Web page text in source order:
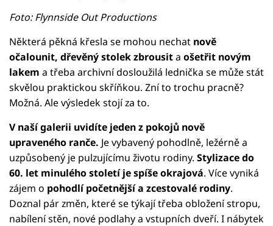
Foto: Flynnside Out Productions
Některá pěkná křesla se mohou nechat nově
očalounit, dřevěný stolek zbrousita ošetřit novým
lakem a třeba archivní dosloužilá lednička se může stát
skvělou praktickou skříňkou. Zní to trochu pracně?
Možná. Ale výsledek stojí za to.
V naší galerii uvidíte jeden z pokojů nově
upraveného ranče. Je vybavený pohodlně, ležérně a
uzpůsobený je pulzujícímu životu rodiny. Stylizace do
60. let minulého století je spíše okrajová. Více vyniká
zájem o pohodlí početnější a zcestovalé rodiny.
Doznal pár změn, které se týkají třeba obložení stropu,
nabílení stěn, nové podlahy a vstupních dveří. I nábytek